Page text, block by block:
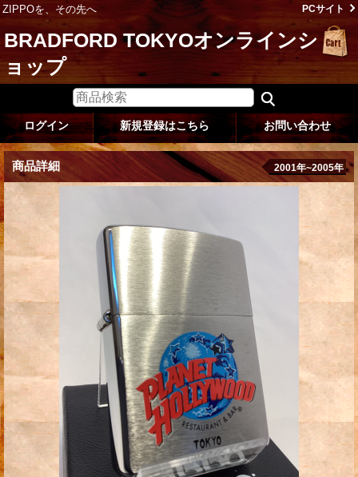
ZIPPOを、その先へ PCサイト
BRADFORD TOKYOオンラインシ
ョップ
ログイン 新規登録はこちら お問い合わせ
商品詳細 2001年~2005年